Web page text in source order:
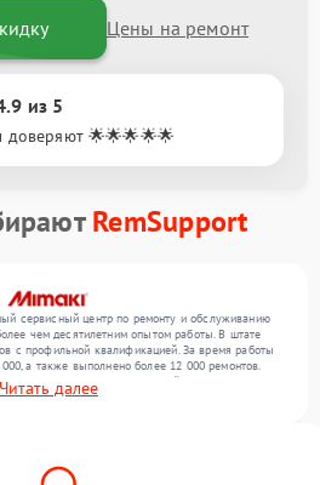
Цены на ремонт
из 5
доверяют 🌟🌟🌟🌟🌟
RemSupport
сервисный центр по ремонту и обслуживанию
чем десятилетним опытом работы. В штате
с профильной квалификацией. За время работы
а также выполнено более 12 000 ремонтов.
более 300 обращений, включая , , . Мы
сложности и гарантируем высокое качество
Читать далее